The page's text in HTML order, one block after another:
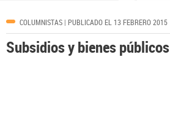
COLUMNISTAS | PUBLICADO EL 13 FEBRERO 2015
Subsidios y bienes públicos